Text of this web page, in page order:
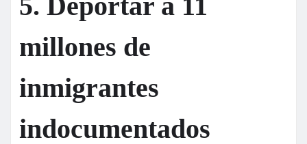
millones de
inmigrantes
indocumentados